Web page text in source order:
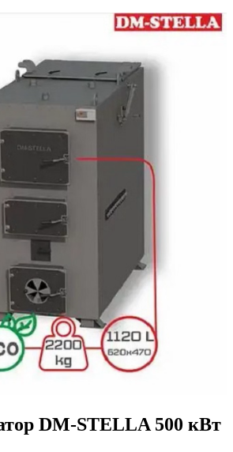
DM-STELLA 500 кВт